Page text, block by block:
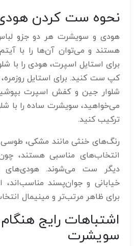
نحوه ست کردن
هودی و سویشرت هر دو جزو
هستند و می‌توان آن‌ها را با
برای استایل اسپرت، هودی را با
کپ ست کنید. برای استایل
شلوار جین و کفش اسپرت
می‌خواهید، سویشرت ساده را با
ترکیب کنید.
رنگ‌های خنثی مانند مشکی،
انتخاب‌های مناسبی هستند،
دیگر ست می‌شوند. هودی‌های
خیابانی و جوان‌پسند
برای ظاهر مرتب‌تر و مینیمال
اشتباهات رایج
سویشرت